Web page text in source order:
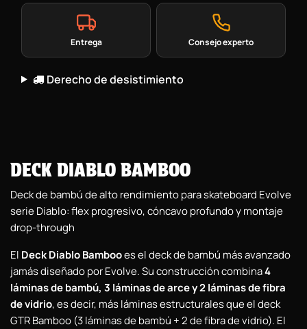
Entrega Consejo experto
Derecho de desistimiento
DECK DIABLO BAMBOO
Deck de bambú de alto rendimiento para skateboard Evolve
serie Diablo: flex progresivo, cóncavo profundo y montaje
drop-through
El Deck Diablo Bambooes el deck de bambú más avanzado
jamás diseñado por Evolve. Su construcción combina4
láminas de bambú, 3 láminas de arce y 2 láminas de fibra
de vidrio, es decir, más láminas estructurales que el deck
GTR Bamboo (3 láminas de bambú + 2 de fibra de vidrio). El